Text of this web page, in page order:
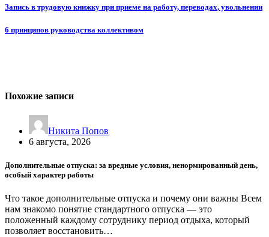
Запись в трудовую книжку при приеме на работу, переводах, увольнении
6 принципов руководства коллективом
Похожие записи
Никита Попов
6 августа, 2026
Дополнительные отпуска: за вредные условия, ненормированный день,
особый характер работы
Что такое дополнительные отпуска и почему они важны Всем
нам знакомо понятие стандартного отпуска — это
положенный каждому сотруднику период отдыха, который
позволяет восстановить…